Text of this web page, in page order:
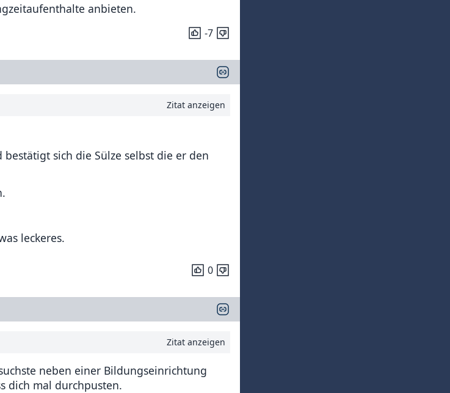
anbieten.
-7
Zitat anzeigen
sich die Sülze selbst die er den
leckeres.
0
Zitat anzeigen
neben einer Bildungseinrichtung
dich mal durchpusten.